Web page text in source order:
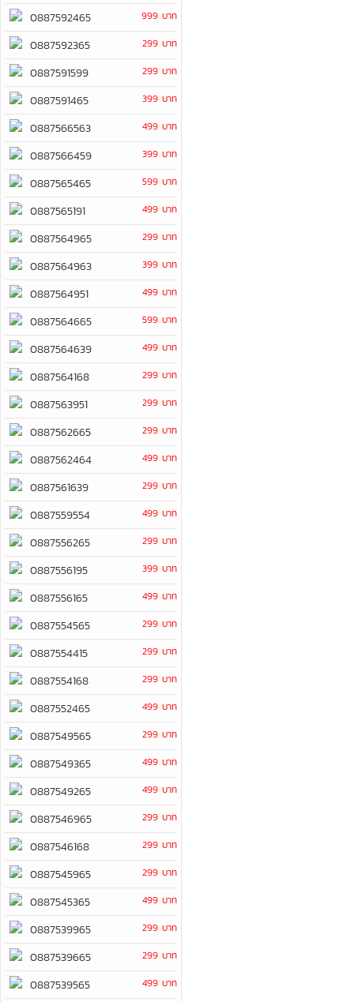
0887592465 999 บาท
0887592365 299 บาท
0887591599 299 บาท
0887591465 399 บาท
0887566563 499 บาท
0887566459 399 บาท
0887565465 599 บาท
0887565191 499 บาท
0887564965 299 บาท
0887564963 399 บาท
0887564951 499 บาท
0887564665 599 บาท
0887564639 499 บาท
0887564168 299 บาท
0887563951 299 บาท
0887562665 299 บาท
0887562464 499 บาท
0887561639 299 บาท
0887559554 499 บาท
0887556265 299 บาท
0887556195 399 บาท
0887556165 499 บาท
0887554565 299 บาท
0887554415 299 บาท
0887554168 299 บาท
0887552465 499 บาท
0887549565 299 บาท
0887549365 499 บาท
0887549265 499 บาท
0887546965 299 บาท
0887546168 299 บาท
0887545965 299 บาท
0887545365 499 บาท
0887539965 299 บาท
0887539665 299 บาท
0887539565 499 บาท